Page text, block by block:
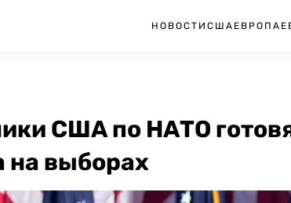
НОВОСТИ США ЕВРОПА
США по НАТО
на выборах